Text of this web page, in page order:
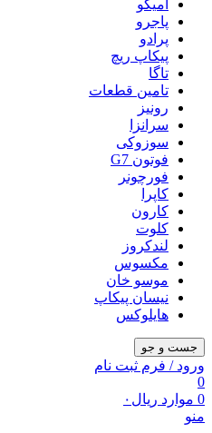
آمیکو
پاجرو
پرادو
پیکاپ ریچ
تاگا
تامین قطعات
رونیز
سرانزا
سوزوکی
فوتون G7
فورچونر
کاپرا
کارون
کلوت
لندکروز
مکسوس
موسو خان
نیسان پیکاپ
هایلوکس
جست و جو
ورود / فرم ثبت نام
0
0 موارد ریال ۰
منو